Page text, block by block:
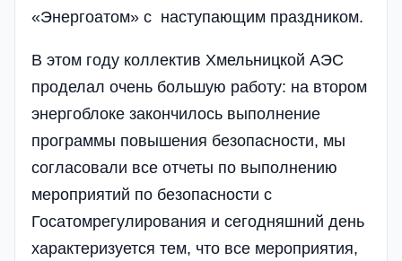
«Энергоатом» с наступающим праздником.
В этом году коллектив Хмельницкой АЭС
проделал очень большую работу: на втором
энергоблоке закончилось выполнение
программы повышения безопасности, мы
согласовали все отчеты по выполнению
мероприятий по безопасности с
Госатомрегулирования и сегодняшний день
характеризуется тем, что все мероприятия,